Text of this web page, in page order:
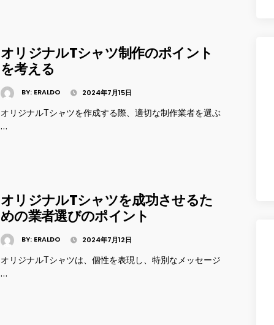
オリジナルTシャツ制作のポイント
を考える
BY: ERALDO 2024年7月15日
オリジナルTシャツを作成する際、適切な制作業者を選ぶ
…
オリジナルTシャツを成功させるた
めの業者選びのポイント
BY: ERALDO 2024年7月12日
オリジナルTシャツは、個性を表現し、特別なメッセージ
…